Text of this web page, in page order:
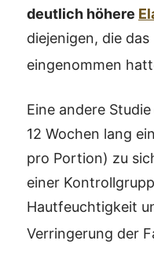
deutlich höhere
diejenigen, die
eingenommen
Eine andere
12 Wochen lang
pro Portion) zu
einer
Hautfeuchtigkeit
Verringerung der